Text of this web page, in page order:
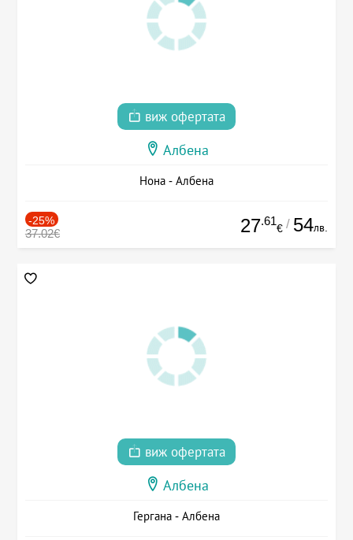
виж офертата
Албена
Нона - Албена
-25%
37.02€ 27.61
€ / 54лв.
виж офертата
Албена
Гергана - Албена